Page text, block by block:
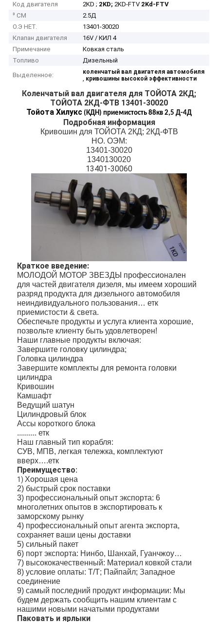
Домой
Продукты
Видеозаписи
Код двигателя
2KD ; 2KD; 2KD-FTV 2Kd-FTV
³ СМ
2.5Д
О.Э НЕТ.
13401-30020
Клапан двигателя
16V / КИЛ 4
Примечание
Ковкая сталь
Топливо
Дизельный
Выделенное:
коленчатый вал двигателя автомобиля
, кривошины высокой эффективности
Коленчатый вал двигателя для ТОЙОТА 2КД;
ТОЙОТА 2КД-ФТВ 13401-30020
Тойота Хилукс (КДН) приемистость 88кв 2,5 Д-4Д
Подробная информация
Кривошин для ТОЙОТА 2КД; 2КД-ФТВ
НО. ОЭМ:
13401-30020
1340130020
13401-30060
Краткое введение:
МОЛОДОЙ МОТОР ЗВЕЗДЫ профессионален
для частей двигателя дизеля, мы имеем хороший
разряд продукта для дизельного автомобиля
неиндивидуального пользования… етк
приемистости & света.
Обеспечьте продукты и услуга клиента хорошие,
позвольте клиенту быть удовлетворен!
Наши главные продукты включая:
Завершите головку цилиндра;
Головка цилиндра
Завершите комплекты для ремонта головки
цилиндра
Кривошин
Камшафт
Ведущий шатун
Цилиндровый блок
Ассы короткого блока
.......... етк
Наш главный тип корабля:
СУВ, МПВ, легкая тележка, комплектуют
вверх….етк
Преимущество:
1) Хорошая цена
2) быстрый срок поставки
3) профессиональный опыт экспорта: 6
многолетних опытов в экспортировать к
заморскому рынку
4) профессиональный опыт агента экспорта,
сохраняет ваши цены доставки
5) сильный пакет
6) порт экспорта: Нинбо, Шанхай, Гуанчжоу…
7) высококачественный: Материал ковкой стали
8) условие оплаты: Т/Т; Пайпайл; Западное
соединение
9) самый последний продукт информации: Мы
будем держать сообщить нашим клиентам с
нашими новыми начатыми продуктами
Паковать и ярлыки